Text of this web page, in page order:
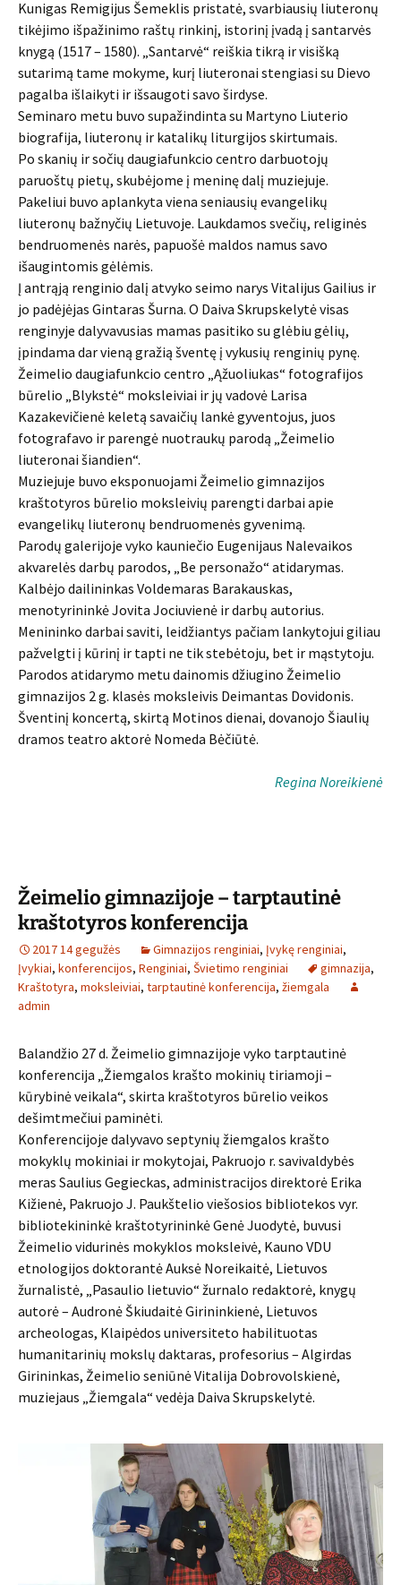
Kunigas Remigijus Šemeklis pristatė, svarbiausių liuteronų
tikėjimo išpažinimo raštų rinkinį, istorinį įvadą į santarvės
knygą (1517 – 1580). „Santarvė“ reiškia tikrą ir visišką
sutarimą tame mokyme, kurį liuteronai stengiasi su Dievo
pagalba išlaikyti ir išsaugoti savo širdyse.
Seminaro metu buvo supažindinta su Martyno Liuterio
biografija, liuteronų ir katalikų liturgijos skirtumais.
Po skanių ir sočių daugiafunkcio centro darbuotojų
paruoštų pietų, skubėjome į meninę dalį muziejuje.
Pakeliui buvo aplankyta viena seniausių evangelikų
liuteronų bažnyčių Lietuvoje. Laukdamos svečių, religinės
bendruomenės narės, papuošė maldos namus savo
išaugintomis gėlėmis.
Į antrąją renginio dalį atvyko seimo narys Vitalijus Gailius ir
jo padėjėjas Gintaras Šurna. O Daiva Skrupskelytė visas
renginyje dalyvavusias mamas pasitiko su glėbiu gėlių,
įpindama dar vieną gražią šventę į vykusių renginių pynę.
Žeimelio daugiafunkcio centro „Ąžuoliukas“ fotografijos
būrelio „Blykstė“ moksleiviai ir jų vadovė Larisa
Kazakevičienė keletą savaičių lankė gyventojus, juos
fotografavo ir parengė nuotraukų parodą „Žeimelio
liuteronai šiandien“.
Muziejuje buvo eksponuojami Žeimelio gimnazijos
kraštotyros būrelio moksleivių parengti darbai apie
evangelikų liuteronų bendruomenės gyvenimą.
Parodų galerijoje vyko kauniečio Eugenijaus Nalevaikos
akvarelės darbų parodos, „Be personažo“ atidarymas.
Kalbėjo dailininkas Voldemaras Barakauskas,
menotyrininkė Jovita Jociuvienė ir darbų autorius.
Menininko darbai saviti, leidžiantys pačiam lankytojui giliau
pažvelgti į kūrinį ir tapti ne tik stebėtoju, bet ir mąstytoju.
Parodos atidarymo metu dainomis džiugino Žeimelio
gimnazijos 2 g. klasės moksleivis Deimantas Dovidonis.
Šventinį koncertą, skirtą Motinos dienai, dovanojo Šiaulių
dramos teatro aktorė Nomeda Bėčiūtė.
Regina Noreikienė
Žeimelio gimnazijoje – tarptautinė
kraštotyros konferencija
2017 14 gegužės Gimnazijos renginiai, Įvykę renginiai,
Įvykiai, konferencijos, Renginiai, Švietimo renginiai gimnazija,
Kraštotyra, moksleiviai, tarptautinė konferencija, žiemgala
admin
Balandžio 27 d. Žeimelio gimnazijoje vyko tarptautinė
konferencija „Žiemgalos krašto mokinių tiriamoji –
kūrybinė veikala“, skirta kraštotyros būrelio veikos
dešimtmečiui paminėti.
Konferencijoje dalyvavo septynių žiemgalos krašto
mokyklų mokiniai ir mokytojai, Pakruojo r. savivaldybės
meras Saulius Gegieckas, administracijos direktorė Erika
Kižienė, Pakruojo J. Paukštelio viešosios bibliotekos vyr.
bibliotekininkė kraštotyrininkė Genė Juodytė, buvusi
Žeimelio vidurinės mokyklos moksleivė, Kauno VDU
etnologijos doktorantė Auksė Noreikaitė, Lietuvos
žurnalistė, „Pasaulio lietuvio“ žurnalo redaktorė, knygų
autorė – Audronė Škiudaitė Girininkienė, Lietuvos
archeologas, Klaipėdos universiteto habilituotas
humanitarinių mokslų daktaras, profesorius – Algirdas
Girininkas, Žeimelio seniūnė Vitalija Dobrovolskienė,
muziejaus „Žiemgala“ vedėja Daiva Skrupskelytė.